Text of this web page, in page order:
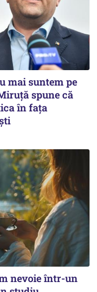
mai suntem pe
spune că
în fața
nevoie într-un